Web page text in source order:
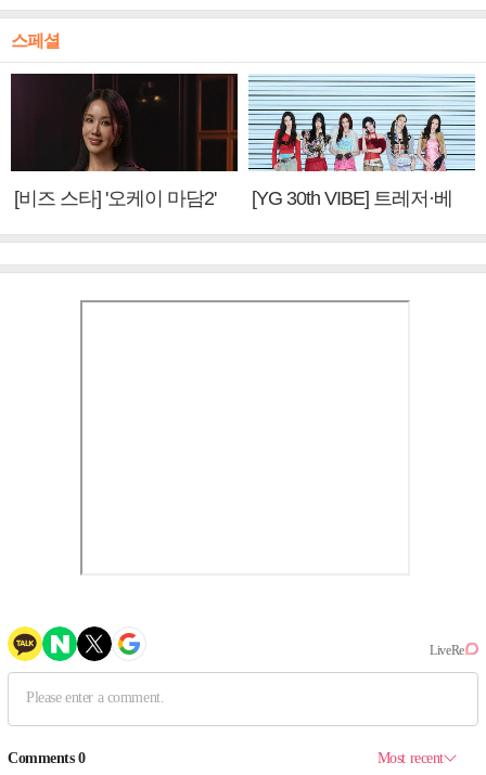
스페셜
[비즈 스타] '오케이 마담2'
[YG 30th VIBE] 트레저·베